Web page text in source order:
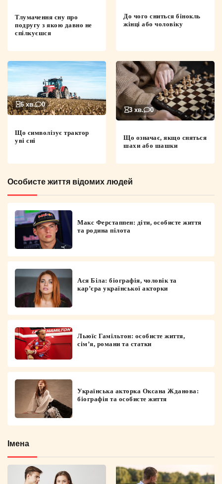
Тлумачення сну про
подругу з якою давно не
спілкуєшся
До чого сниться бінокль
жінці або чоловіку
6 хв. 0
Що символізує трактор
уві сні
3 хв. 0
Що означає, якщо сняться
шахи або шашки
Особисте життя відомих людей
Макс Ферстаппен: діти, особисте життя
та родина пілота
Ася Біла: біографія, чоловік та
кар’єра української акторки
Льюїс Гамільтон: особисте життя,
сім’я, романи та статки
Українська акторка Оксана Жданова:
біографія та особисте життя
Імена